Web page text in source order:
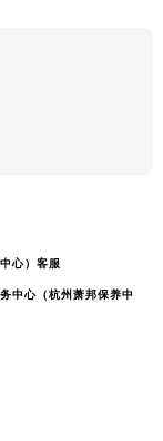
心）客服
中心（杭州萧邦保养中